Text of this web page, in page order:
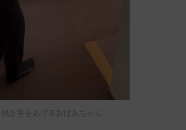
焼き芋をあげるおばあちゃん